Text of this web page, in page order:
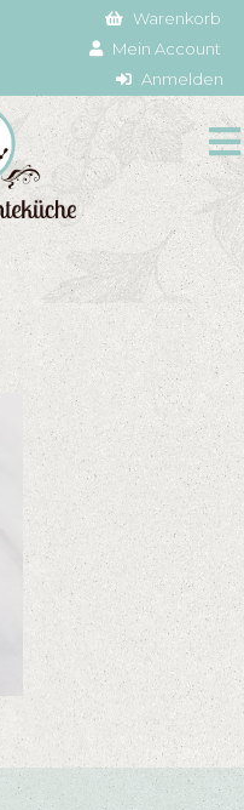
Warenkorb
Mein Account
Anmelden